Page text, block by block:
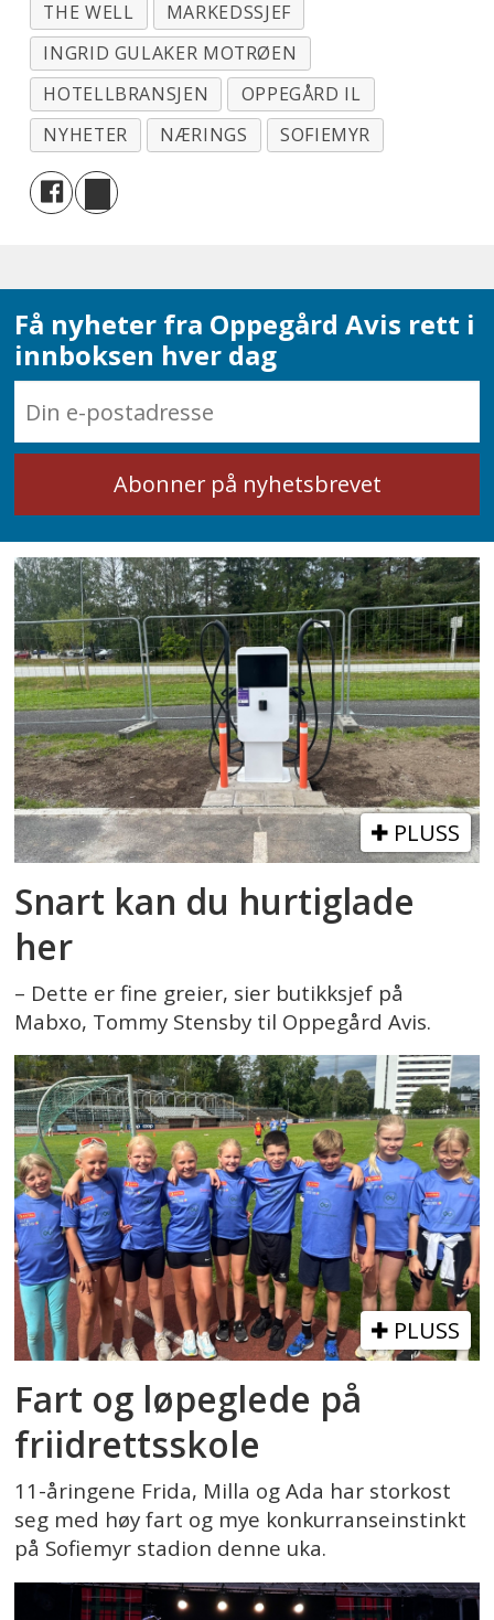
THE WELL
MARKEDSSJEF
INGRID GULAKER MOTRØEN
HOTELLBRANSJEN
OPPEGÅRD IL
NYHETER
NÆRINGS SOFIEMYR
Få nyheter fra Oppegård Avis rett i
innboksen hver dag
PLUSS
Snart kan du hurtiglade
her
– Dette er fine greier, sier butikksjef på
Mabxo, Tommy Stensby til Oppegård Avis.
PLUSS
Fart og løpeglede på
friidrettsskole
11-åringene Frida, Milla og Ada har storkost
seg med høy fart og mye konkurranseinstinkt
på Sofiemyr stadion denne uka.